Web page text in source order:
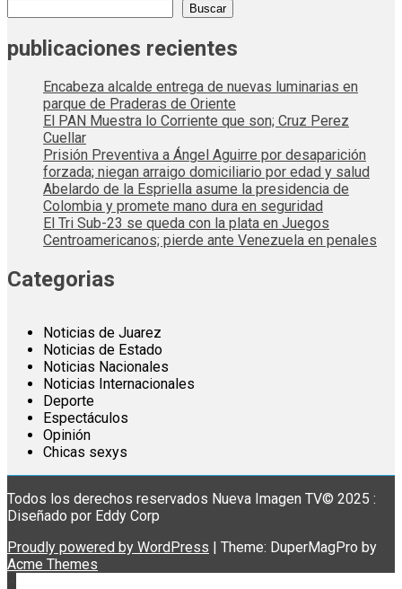
Buscar
publicaciones recientes
Encabeza alcalde entrega de nuevas luminarias en
parque de Praderas de Oriente
El PAN Muestra lo Corriente que son; Cruz Perez
Cuellar
Prisión Preventiva a Ángel Aguirre por desaparición
forzada; niegan arraigo domiciliario por edad y salud
Abelardo de la Espriella asume la presidencia de
Colombia y promete mano dura en seguridad
El Tri Sub-23 se queda con la plata en Juegos
Centroamericanos; pierde ante Venezuela en penales
Categorias
Noticias de Juarez
Noticias de Estado
Noticias Nacionales
Noticias Internacionales
Deporte
Espectáculos
Opinión
Chicas sexys
Todos los derechos reservados Nueva Imagen TV© 2025 :
Diseñado por Eddy Corp
Proudly powered by WordPress
Theme: DuperMagPro by
Acme Themes